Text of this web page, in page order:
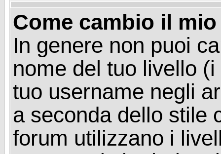
Come cambio il
In genere non puoi
nome del tuo livello
tuo username negli
a seconda dello stile
forum utilizzano i